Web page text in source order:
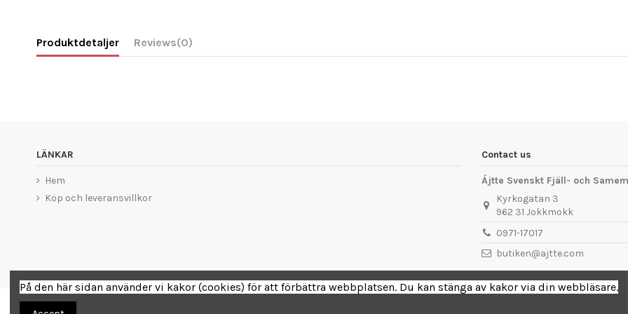
Produktdetaljer Reviews(0)
LÄNKAR
Hem
Köp och leveransvillkor
Contact us
Ájtte Svenskt Fjäll- och
Kyrkogatan 3
962 31 Jokkmokk
0971-17017
butiken@ajtte.com
På den här sidan använder vi kakor (cookies) för att förbättra webbplatsen. Du kan stänga av kakor via din webbläsare.